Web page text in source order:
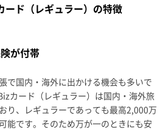
ード（レギュラー）の特徴
が付帯
で国内・海外に出かける機会も多いで
カード（レギュラー）は国内・海外旅
り、レギュラーであっても最高2,000万
能です。そのため万が一のときにも安